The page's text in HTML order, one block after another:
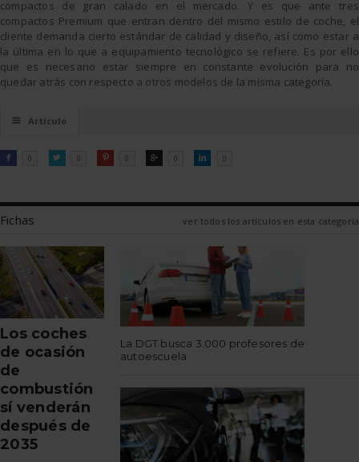
compactos de gran calado en el mercado. Y es que ante tres
compactos Premium que entran dentro del mismo estilo de coche, el
cliente demanda cierto estándar de calidad y diseño, así como estar a
la última en lo que a equipamiento tecnológico se refiere. Es por ello
que es necesario estar siempre en constante evolución para no
quedar atrás con respecto a otros modelos de la misma categoría.
☰ Artículo

FACEBOOK
0 
TWITTER0 
PINTEREST
0 
GOOGLE0 
LINKEDIN
0
Fichas ver todos los artículos en esta categoría
Los coches
de ocasión
de
combustión
sí venderán
después de
2035
La DGT busca 3.000 profesores de
autoescuela